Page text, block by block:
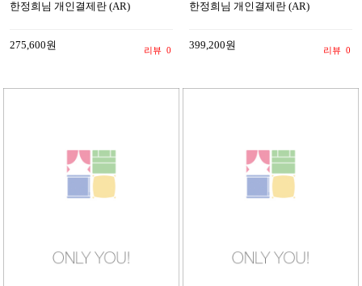
한정희님 개인결제란 (AR)
275,600원 리뷰 0
한정희님 개인결제란 (AR)
399,200원 리뷰 0